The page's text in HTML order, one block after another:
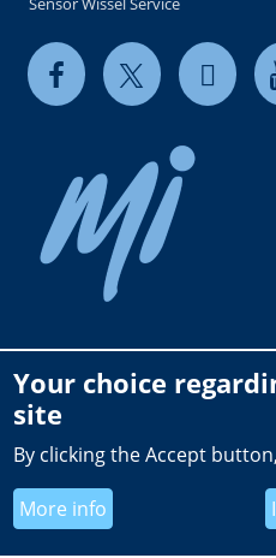
Copyright © 2026 milkrite |
Terms
Terms and
Your choice
site
By clicking the Accept
More info